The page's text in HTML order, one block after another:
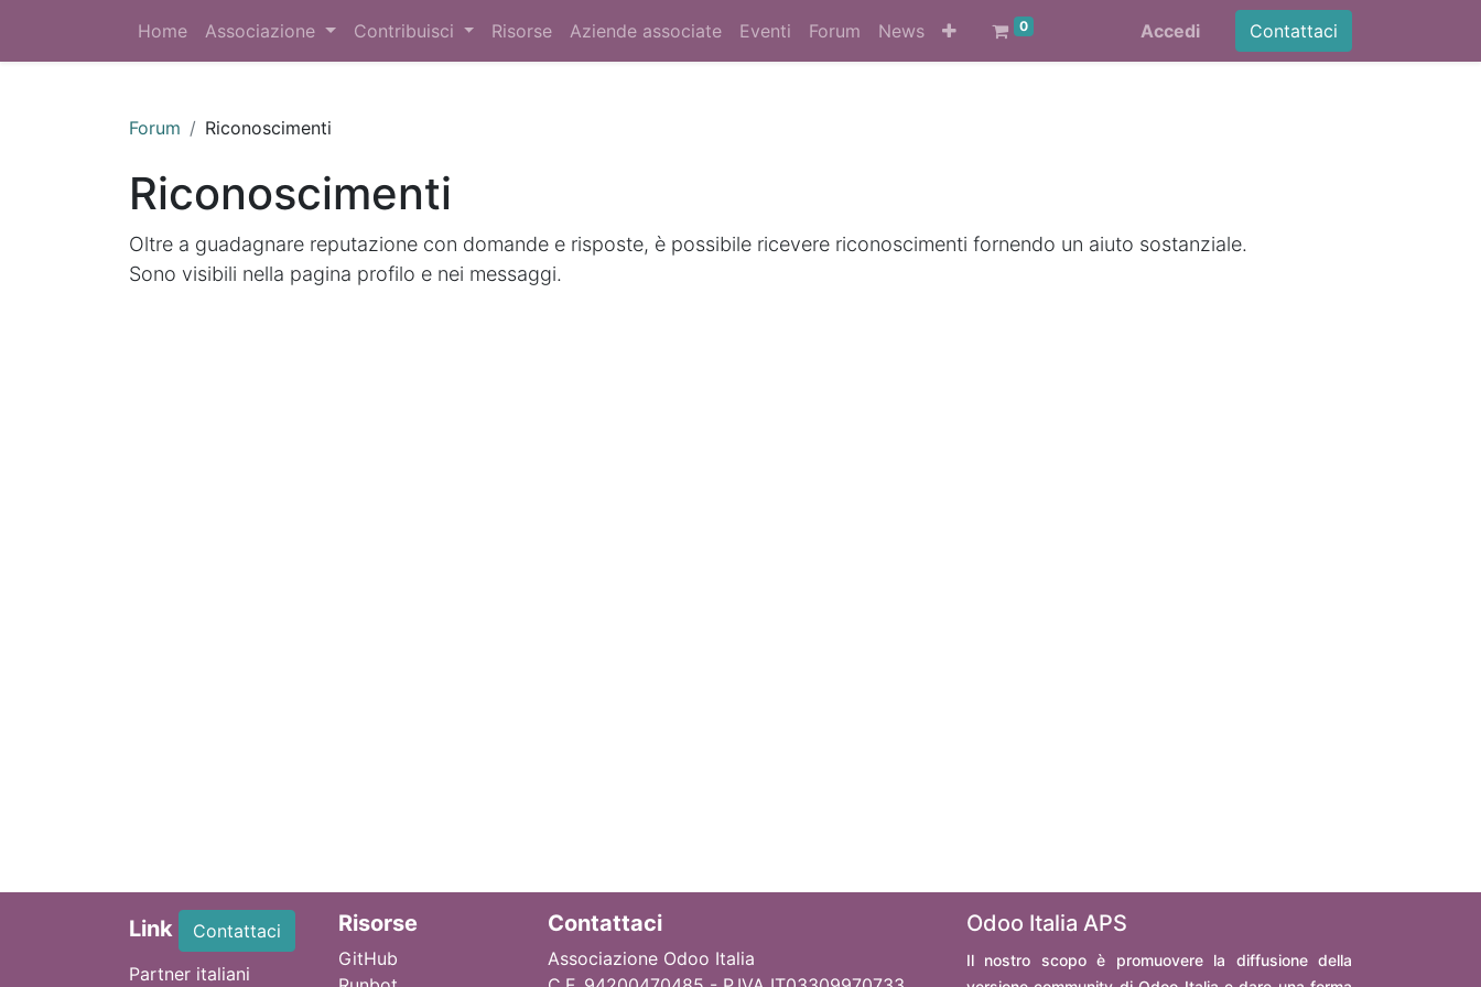
Home Associazione Contribuisci Risorse Aziende associate Eventi Forum News 0 Accedi Contattaci
Forum Riconoscimenti
Riconoscimenti
Oltre a guadagnare reputazione con domande e risposte, è possibile ricevere riconoscimenti fornendo un aiuto sostanziale.
Sono visibili nella pagina profilo e nei messaggi.
Link
Contattaci
Partner italiani
Risorse
GitHub
Contattaci
Associazione Odoo Italia
Odoo Italia APS
Il nostro scopo è promuovere la diffusione della